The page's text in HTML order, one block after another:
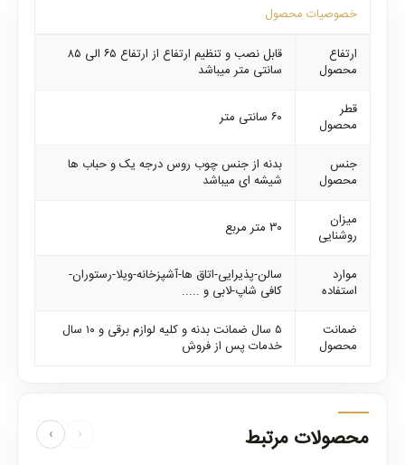
خصوصیات محصول
ارتفاع
محصول
قابل نصب و تنظیم ارتفاع از ارتفاع ۶۵ الی ۸۵
سانتی متر میباشد
قطر
محصول
۶۰ سانتی متر
جنس
محصول
بدنه از جنس چوب روس درجه یک و حباب ها
شیشه ای میباشد
میزان
روشنایی
۳۰ متر مربع
موارد
استفاده
سالن-پذیرایی-اتاق ها-آشپزخانه-ویلا-رستوران-
کافی شاپ-لابی و .....
ضمانت
محصول
۵ سال ضمانت بدنه و کلیه لوازم برقی و ۱۰ سال
خدمات پس از فروش
محصولات مرتبط ‹
›